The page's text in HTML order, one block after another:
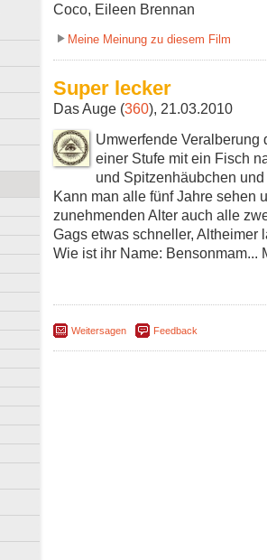
Coco, Eileen Brennan
Meine Meinung zu diesem Film
Super lecker
Das Auge (360), 21.03.2010
Umwerfende Veralberung
einer Stufe mit ein Fisch
und Spitzenhäubchen
Kann man alle fünf Jahre sehen
zunehmenden Alter auch alle
Gags etwas schneller, Altheimer
Wie ist ihr Name: Bensonmam...
Weitersagen Feedback